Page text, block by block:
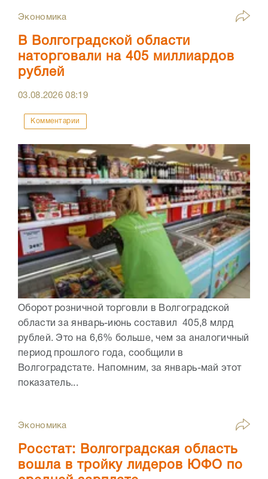
Экономика
В Волгоградской области
наторговали на 405 миллиардов
рублей
03.08.202608:19
Комментарии
Оборот розничной торговли в Волгоградской
области за январь-июнь составил 405,8 млрд
рублей. Это на 6,6% больше, чем за аналогичный
период прошлого года, сообщили в
Волгоградстате. Напомним, за январь-май этот
показатель...
Экономика
Росстат: Волгоградская область
вошла в тройку лидеров ЮФО по